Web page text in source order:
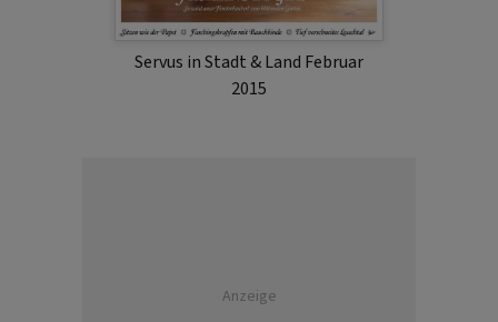
Servus in Stadt & Land Februar
2015
Anzeige